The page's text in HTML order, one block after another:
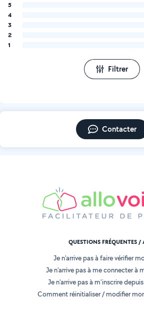
5
4
3
2
1
Filtrer
Contacter
QUESTIONS FRÉQUENTES /
Je n'arrive pas à faire vérifier
Je n'arrive pas à me connecter à
Je n'arrive pas à m'inscrire
Comment réinitialiser / modifier